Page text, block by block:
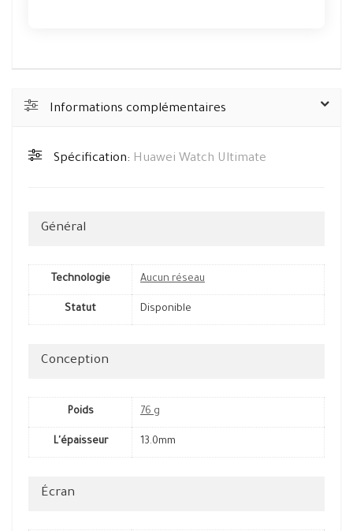
Informations complémentaires
Spécification: Huawei Watch Ultimate
Général
Technologie Aucun réseau
Statut Disponible
Conception
Poids 76 g
L'épaisseur 13.0mm
Écran